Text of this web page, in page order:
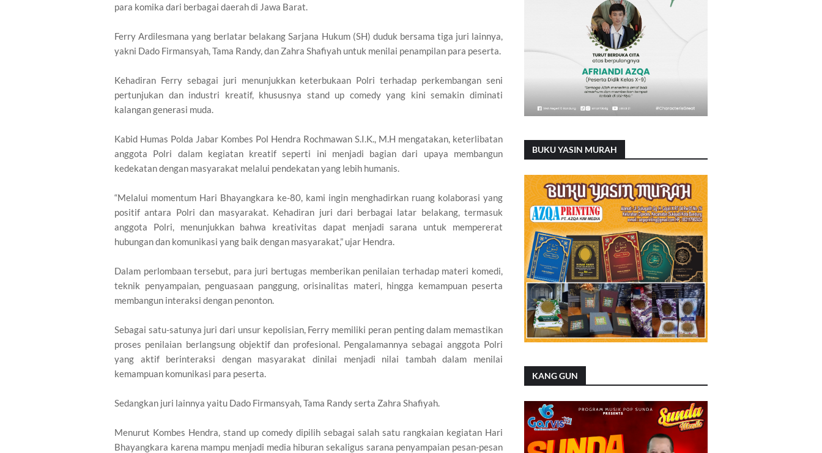
para komika dari berbagai daerah di Jawa Barat.
Ferry Ardilesmana yang berlatar belakang Sarjana Hukum (SH) duduk bersama tiga juri lainnya,
yakni Dado Firmansyah, Tama Randy, dan Zahra Shafiyah untuk menilai penampilan para peserta.
Kehadiran Ferry sebagai juri menunjukkan keterbukaan Polri terhadap perkembangan seni
pertunjukan dan industri kreatif, khususnya stand up comedy yang kini semakin diminati
kalangan generasi muda.
Kabid Humas Polda Jabar Kombes Pol Hendra Rochmawan S.I.K., M.H mengatakan, keterlibatan
anggota Polri dalam kegiatan kreatif seperti ini menjadi bagian dari upaya membangun
kedekatan dengan masyarakat melalui pendekatan yang lebih humanis.
“Melalui momentum Hari Bhayangkara ke-80, kami ingin menghadirkan ruang kolaborasi yang
positif antara Polri dan masyarakat. Kehadiran juri dari berbagai latar belakang, termasuk
anggota Polri, menunjukkan bahwa kreativitas dapat menjadi sarana untuk mempererat
hubungan dan komunikasi yang baik dengan masyarakat,” ujar Hendra.
Dalam perlombaan tersebut, para juri bertugas memberikan penilaian terhadap materi komedi,
teknik penyampaian, penguasaan panggung, orisinalitas materi, hingga kemampuan peserta
membangun interaksi dengan penonton.
Sebagai satu-satunya juri dari unsur kepolisian, Ferry memiliki peran penting dalam memastikan
proses penilaian berlangsung objektif dan profesional. Pengalamannya sebagai anggota Polri
yang aktif berinteraksi dengan masyarakat dinilai menjadi nilai tambah dalam menilai
kemampuan komunikasi para peserta.
Sedangkan juri lainnya yaitu Dado Firmansyah, Tama Randy serta Zahra Shafiyah.
Menurut Kombes Hendra, stand up comedy dipilih sebagai salah satu rangkaian kegiatan Hari
Bhayangkara karena mampu menjadi media hiburan sekaligus sarana penyampaian pesan-pesan
BUKU YASIN MURAH
KANG GUN